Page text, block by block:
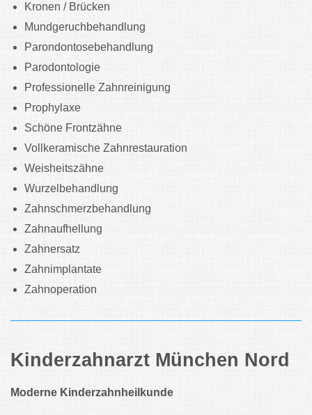
Kronen / Brücken
Mundgeruchbehandlung
Parondontosebehandlung
Parodontologie
Professionelle Zahnreinigung
Prophylaxe
Schöne Frontzähne
Vollkeramische Zahnrestauration
Weisheitszähne
Wurzelbehandlung
Zahnschmerzbehandlung
Zahnaufhellung
Zahnersatz
Zahnimplantate
Zahnoperation
Kinderzahnarzt München Nord
Moderne Kinderzahnheilkunde